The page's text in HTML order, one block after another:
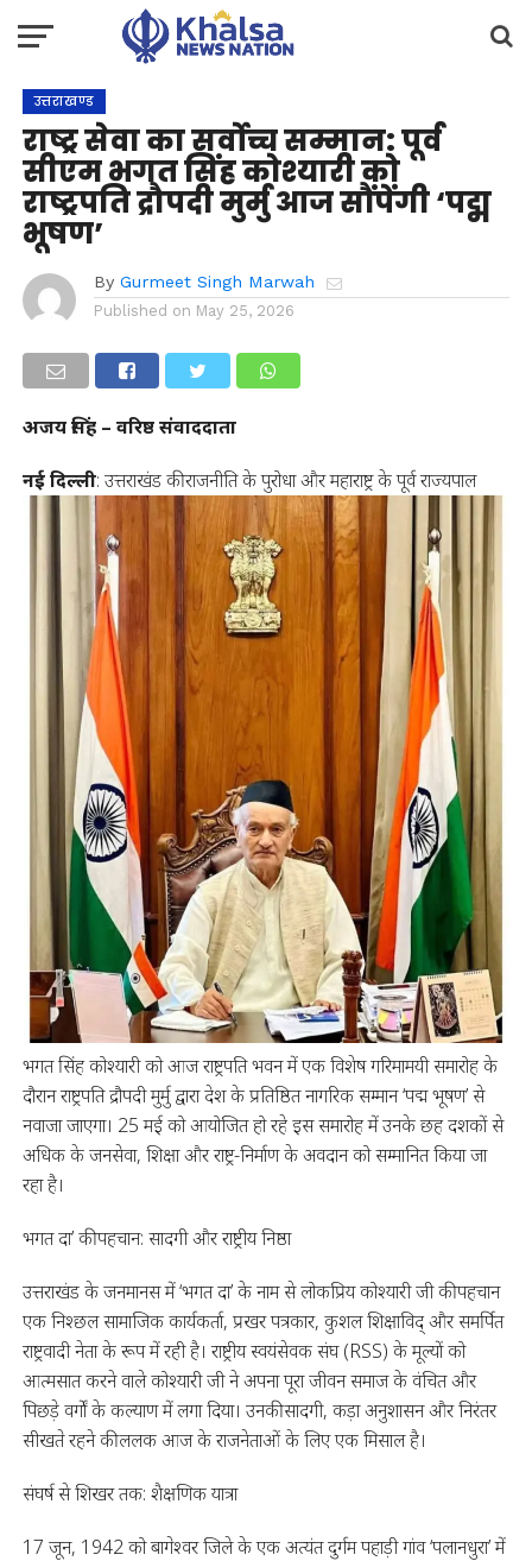
उत्तराखण्ड
राष्ट्र सेवा का सर्वोच्च सम्मान: पूर्व
सीएम भगत सिंह कोश्यारी को
राष्ट्रपति द्रौपदी मुर्मु आज सौंपेंगी ‘पद्म
भूषण’
By Gurmeet Singh Marwah
Published on May 25, 2026
अजय सिंह – वरिष्ठ संवाददाता
नई दिल्ली: उत्तराखंड की राजनीति के पुरोधा और महाराष्ट्र के पूर्व राज्यपाल
भगत सिंह कोश्यारी को आज राष्ट्रपति भवन में एक विशेष गरिमामयी समारोह के
दौरान राष्ट्रपति द्रौपदी मुर्मु द्वारा देश के प्रतिष्ठित नागरिक सम्मान ‘पद्म भूषण’ से
नवाजा जाएगा। 25 मई को आयोजित हो रहे इस समारोह में उनके छह दशकों से
अधिक के जनसेवा, शिक्षा और राष्ट्र-निर्माण के अवदान को सम्मानित किया जा
रहा है।
भगत दा’ की पहचान: सादगी और राष्ट्रीय निष्ठा
उत्तराखंड के जनमानस में ‘भगत दा’ के नाम से लोकप्रिय कोश्यारी जी की पहचान
एक निश्छल सामाजिक कार्यकर्ता, प्रखर पत्रकार, कुशल शिक्षाविद् और समर्पित
राष्ट्रवादी नेता के रूप में रही है। राष्ट्रीय स्वयंसेवक संघ (RSS) के मूल्यों को
आत्मसात करने वाले कोश्यारी जी ने अपना पूरा जीवन समाज के वंचित और
पिछड़े वर्गों के कल्याण में लगा दिया। उनकी सादगी, कड़ा अनुशासन और निरंतर
सीखते रहने की ललक आज के राजनेताओं के लिए एक मिसाल है।
संघर्ष से शिखर तक: शैक्षणिक यात्रा
17 जून, 1942 को बागेश्वर जिले के एक अत्यंत दुर्गम पहाड़ी गांव ‘पलानधुरा’ में